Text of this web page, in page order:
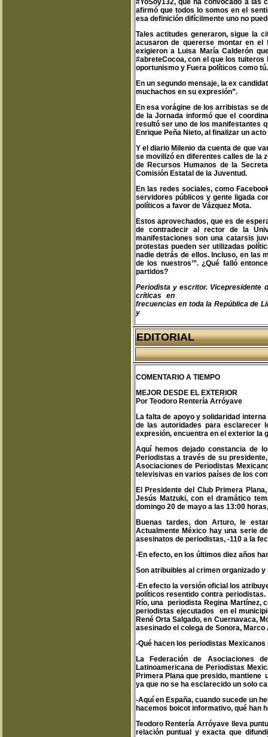
#YoSoy132, que ha convocado a
afirmó que todos lo somos en el
esa definición difícilmente uno no
Tales actitudes generaron, sigue la
acusaron de quererse montar en el
exigieron a Luisa María Calderón
#abreteCocoa, con el que los
oportunismo y Fuera políticos como tú.
En un segundo mensaje, la ex
muchachos en su expresión”.
En esa vorágine de los arribistas se
de la Jornada informó que el
resultó ser uno de los manifestantes
Enrique Peña Nieto, al finalizar un
Y el diario Milenio da cuenta de que
se movilizó en diferentes calles de la
de Recursos Humanos de la
Comisión Estatal de la Juventud.
En las redes sociales, como
servidores públicos y gente ligada
políticos a favor de Vázquez Mota.
Estos aprovechados, que es de
de contradecir al rector de la
manifestaciones son una catarsis
protestas pueden ser utilizadas
nadie detrás de ellos. Incluso, en las
de los nuestros’”. ¿Qué falló
partidos?
Periodista y escritor. Vicepresidente
críticas en
frecuencias en toda la República de
y
EDITORIAL
COMENTARIO A TIEMPO
MEJOR DESDE EL EXTERIOR
Por Teodoro Rentería Arróyave
La falta de apoyo y solidaridad
de las autoridades para esclarecer
expresión, encuentra en el exterior la
Aquí hemos dejado constancia de
Periodistas a través de su
Asociaciones de Periodistas
televisivas en varios países de los
El Presidente del Club Primera
Jesús Matzuki, con el dramático
domingo 20 de mayo a las 13:00
Buenas tardes, don Arturo, le
Actualmente México hay una serie
asesinatos de periodistas, -110 a la
-En efecto, en los últimos diez años
Son atribuibles al crimen organizado
-En efecto la versión oficial los
políticos resentido contra
Río, una periodista Regina Martínez,
periodistas ejecutados en el
René Orta Salgado, en Cuernavaca,
asesinado el colega de Sonora,
-Qué hacen los periodistas
La Federación de Asociaciones
Latinoamericana de Periodistas
Primera Plana que presido,
ya que no se ha esclarecido un solo
-Aquí en España, cuando sucede un
hacemos boicot informativo, qué han
Teodoro Rentería Arróyave lleva
relación puntual y exacta que